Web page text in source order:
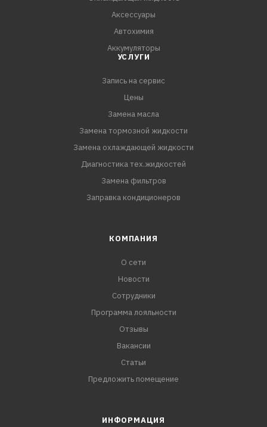
Аксессуары
Автохимия
Аккумуляторы
УСЛУГИ
Запись на сервис
Цены
Замена масла
Замена тормозной жидкости
Замена охлаждающей жидкости
Диагностика тех.жидкостей
Замена фильтров
Заправка кондиционеров
КОМПАНИЯ
О сети
Новости
Сотрудники
Программа лояльности
Отзывы
Вакансии
Статьи
Предложить помещение
ИНФОРМАЦИЯ